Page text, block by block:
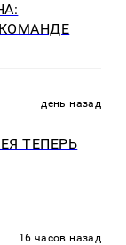
день назад
ТЕПЕРЬ
16 часов назад